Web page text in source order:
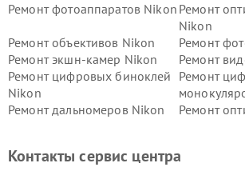
Ремонт фотоаппаратов Nikon Ремонт
Nikon
Ремонт объективов Nikon
Ремонт
Ремонт экшн-камер Nikon
Ремонт
Ремонт цифровых биноклей
Nikon
Ремонт
Ремонт дальномеров Nikon
Ремонт
Контакты сервис центра